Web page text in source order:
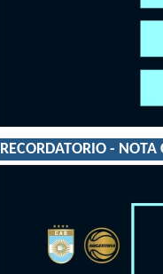
RECORDATORIO -